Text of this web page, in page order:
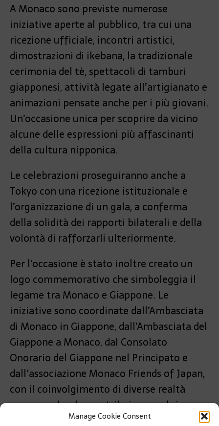
Manage Cookie Consent
A Monaco sono previste numerose
iniziative aperte al pubblico, tra cui una
ricezione ufficiale, incontri artistici,
dimostrazioni di ikebana, la tradizionale
cerimonia del tè, spettacoli di tamburi
giapponesi, attività legate all’artigianato e
animazioni pensate anche per i più giovani.
Un’occasione unica per scoprire da vicino
alcune delle espressioni più affascinanti
della cultura nipponica.
Le celebrazioni proseguiranno anche a
Tokyo con una ricezione istituzionale e
l’organizzazione di un gala, a conferma
della solidità dei rapporti bilaterali e della
volontà di rafforzarli ulteriormente.
Per l’occasione è stato inoltre creato un
logo commemorativo che simboleggia il
legame tra Monaco e Giappone. Le
iniziative sono coordinate dall’Ambasciata
di Monaco in Giappone, dall’Ambasciata del
Giappone a Monaco, dal Consolato
Onorario del Giappone nel Principato e
dall’associazione Monaco Friends of Japan,
con il coinvolgimento di diverse realtà
monegasche che contribuiranno al ricco
calendario del 2026.